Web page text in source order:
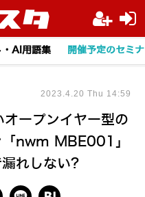
・AI用語集 開催予定のセミ
ープンイヤー型の
「nwm MBE001」
れしない?
2023.4.20 Thu 14:59